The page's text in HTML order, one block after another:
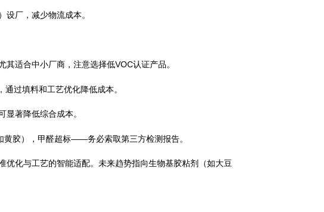
厂，减少物流成本。
适合中小厂商，注意选择低VOC认证产品。
过填料和工艺优化降低成本。
著降低综合成本。
胶），甲醛超标——务必索取第三方检测报告。
化与工艺的智能适配。未来趋势指向生物基胶粘剂（如大豆